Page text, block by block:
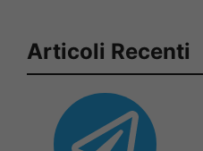
Articoli Recenti